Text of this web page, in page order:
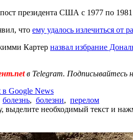
президента США с 1977 по
что ему удалось излечиться от
Картер назвал избрание
в Telegram. Подписывайтесь
в Google News
болезнь, болезни, перелом
выделите необходимый текст и